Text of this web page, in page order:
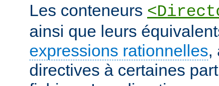
Les conteneurs
ainsi que leurs
expressions rationnelles,
directives à certaines